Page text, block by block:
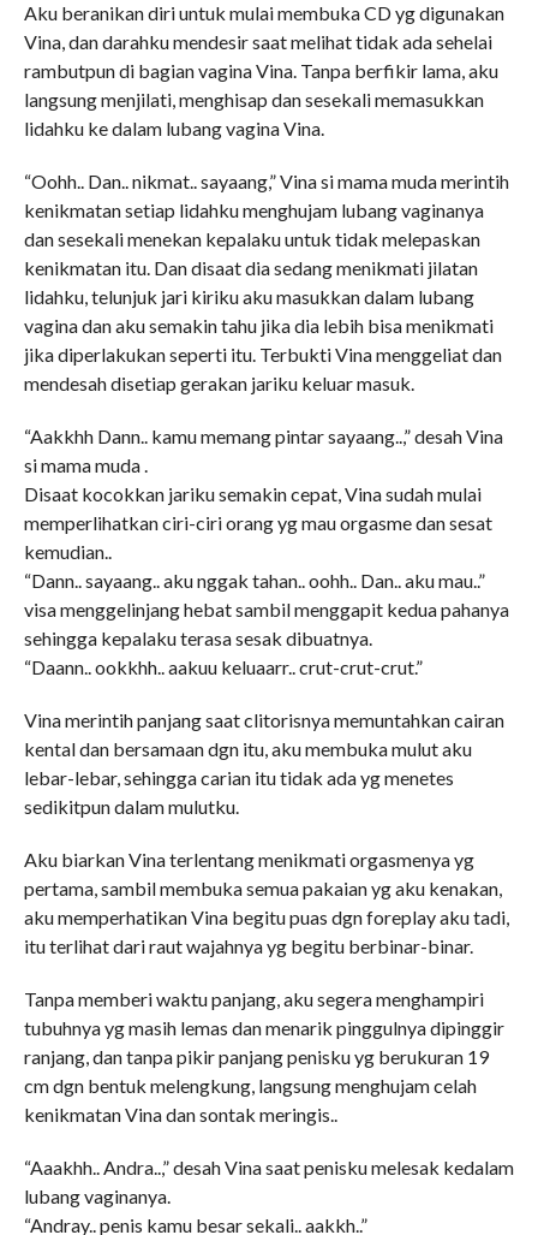
Aku beranikan diri untuk mulai membuka CD yg digunakan
Vina, dan darahku mendesir saat melihat tidak ada sehelai
rambutpun di bagian vagina Vina. Tanpa berfikir lama, aku
langsung menjilati, menghisap dan sesekali memasukkan
lidahku ke dalam lubang vagina Vina.
“Oohh.. Dan.. nikmat.. sayaang,” Vina si mama muda merintih
kenikmatan setiap lidahku menghujam lubang vaginanya
dan sesekali menekan kepalaku untuk tidak melepaskan
kenikmatan itu. Dan disaat dia sedang menikmati jilatan
lidahku, telunjuk jari kiriku aku masukkan dalam lubang
vagina dan aku semakin tahu jika dia lebih bisa menikmati
jika diperlakukan seperti itu. Terbukti Vina menggeliat dan
mendesah disetiap gerakan jariku keluar masuk.
“Aakkhh Dann.. kamu memang pintar sayaang..,” desah Vina
si mama muda .
Disaat kocokkan jariku semakin cepat, Vina sudah mulai
memperlihatkan ciri-ciri orang yg mau orgasme dan sesat
kemudian..
“Dann.. sayaang.. aku nggak tahan.. oohh.. Dan.. aku mau..”
visa menggelinjang hebat sambil menggapit kedua pahanya
sehingga kepalaku terasa sesak dibuatnya.
“Daann.. ookkhh.. aakuu keluaarr.. crut-crut-crut.”
Vina merintih panjang saat clitorisnya memuntahkan cairan
kental dan bersamaan dgn itu, aku membuka mulut aku
lebar-lebar, sehingga carian itu tidak ada yg menetes
sedikitpun dalam mulutku.
Aku biarkan Vina terlentang menikmati orgasmenya yg
pertama, sambil membuka semua pakaian yg aku kenakan,
aku memperhatikan Vina begitu puas dgn foreplay aku tadi,
itu terlihat dari raut wajahnya yg begitu berbinar-binar.
Tanpa memberi waktu panjang, aku segera menghampiri
tubuhnya yg masih lemas dan menarik pinggulnya dipinggir
ranjang, dan tanpa pikir panjang penisku yg berukuran 19
cm dgn bentuk melengkung, langsung menghujam celah
kenikmatan Vina dan sontak meringis..
“Aaakhh.. Andra..,” desah Vina saat penisku melesak kedalam
lubang vaginanya.
“Andray.. penis kamu besar sekali.. aakkh..”